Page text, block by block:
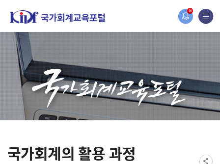
N
홈페이지가 새롭게 개편되었습니다.
한국조세재정연구원홈페이지가 새롭게 개설되었습니다.
국가회계의 활용 과정